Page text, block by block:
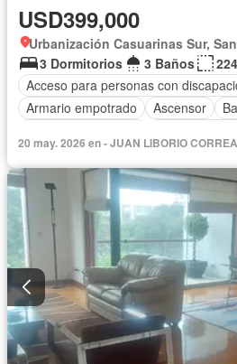
USD399,000
Urbanización Casuarinas Sur,
3 Dormitorios
3 Baños
Acceso para personas con
Armario empotrado
Ascensor
Cochera
Piscina Seguridad
Sin amoblar
20 may. 2026 en - JUAN LIBORIO